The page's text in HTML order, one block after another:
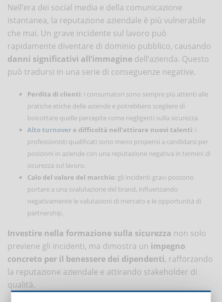
Nell’era dei social media e della comunicazione
istantanea, la reputazione aziendale è più vulnerabile
che mai. Un grave incidente sul lavoro può
rapidamente diventare di dominio pubblico, causando
danni significativi all’immagine dell’azienda. Questo
può tradursi in una serie di conseguenze negative.
Perdita di clienti: i consumatori sono sempre più attenti alle
pratiche etiche delle aziende e potrebbero scegliere di
boicottare quelle percepite come negligenti sulla sicurezza.
Alto turnover e difficoltà nell’attirare nuovi talenti: i
professionisti qualificati sono meno propensi a candidarsi per
posizioni in aziende con una reputazione negativa in termini di
sicurezza sul lavoro.
Calo del valore del marchio: gli incidenti gravi possono
portare a una svalutazione del brand, influenzando
negativamente le valutazioni di mercato e le opportunità di
partnership.
Investire nella formazione sulla sicurezza non solo
previene gli incidenti, ma dimostra un impegno
concreto per il benessere dei dipendenti, rafforzando
la reputazione aziendale e attirando stakeholder di
qualità.